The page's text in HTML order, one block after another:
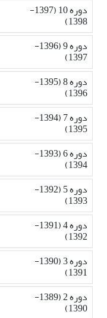
دوره 10 (1397-
1398)
دوره 9 (1396-
1397)
دوره 8 (1395-
1396)
دوره 7 (1394-
1395)
دوره 6 (1393-
1394)
دوره 5 (1392-
1393)
دوره 4 (1391-
1392)
دوره 3 (1390-
1391)
دوره 2 (1389-
1390)